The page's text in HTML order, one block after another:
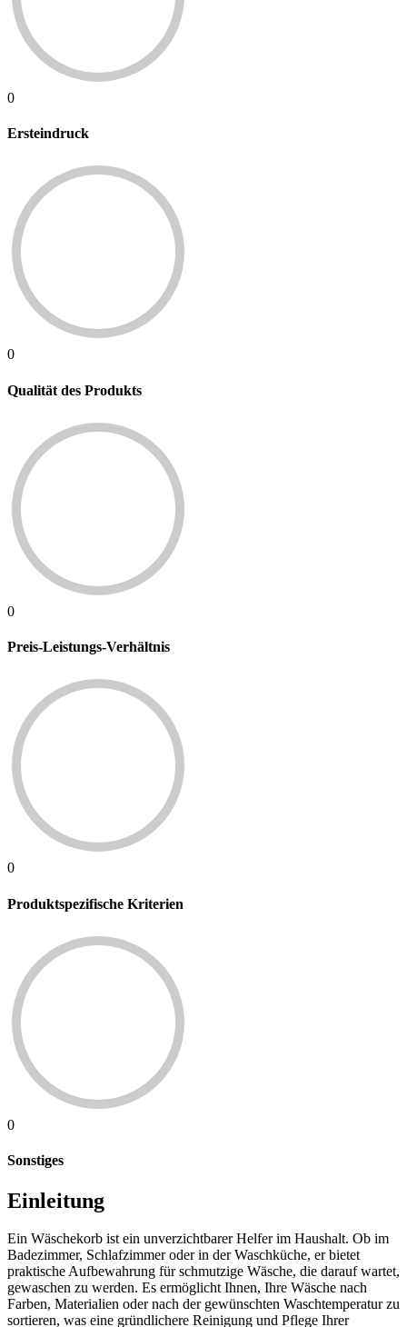
0
Ersteindruck
0
Qualität des Produkts
0
Preis-Leistungs-Verhältnis
0
Produktspezifische Kriterien
0
Sonstiges
Einleitung
Ein Wäschekorb ist ein unverzichtbarer Helfer im Haushalt. Ob im
Badezimmer, Schlafzimmer oder in der Waschküche, er bietet
praktische Aufbewahrung für schmutzige Wäsche, die darauf wartet,
gewaschen zu werden. Es ermöglicht Ihnen, Ihre Wäsche nach
Farben, Materialien oder nach der gewünschten Waschtemperatur zu
sortieren, was eine gründlichere Reinigung und Pflege Ihrer